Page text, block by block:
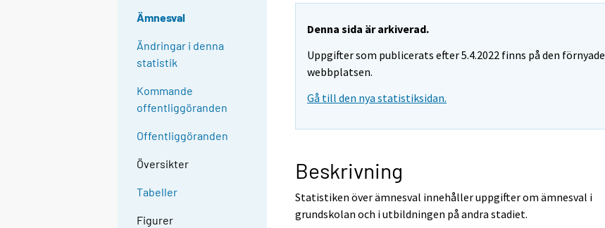
Ämnesval
Ändringar i denna
statistik
Kommande
offentliggöranden
Offentliggöranden
Översikter
Tabeller
Figurer
Denna sida är arkiverad.
Uppgifter som publicerats efter 5.4.2022 finns på den förnyade
webbplatsen.
Gå till den nya statistiksidan.
Beskrivning
Statistiken över ämnesval innehåller uppgifter om ämnesval i
grundskolan och i utbildningen på andra stadiet.